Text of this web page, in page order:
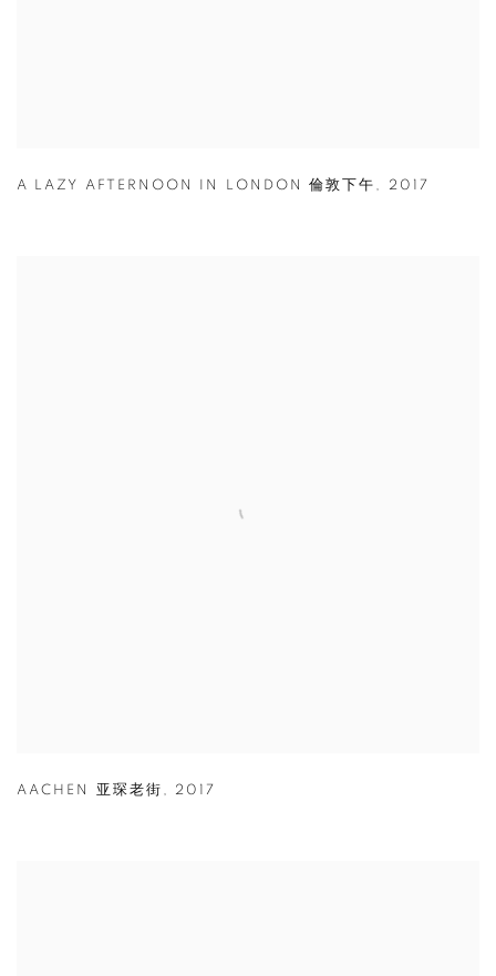
A LAZY AFTERNOON IN LONDON 倫敦下午 , 2017
AACHEN 亚琛老街 , 2017